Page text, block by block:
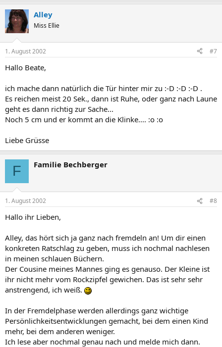
Alley
Miss Ellie
1. August 2002 #7
Hallo Beate,
ich mache dann natürlich die Tür hinter mir zu :-D :-D :-D .
Es reichen meist 20 Sek., dann ist Ruhe, oder ganz nach Laune
geht es dann richtig zur Sache...
Noch 5 cm und er kommt an die Klinke.... :o :o
Liebe Grüsse
F Familie Bechberger
1. August 2002 #8
Hallo ihr Lieben,
Alley, das hört sich ja ganz nach fremdeln an! Um dir einen
konkreten Ratschlag zu geben, muss ich nochmal nachlesen
in meinen schlauen Büchern.
Der Cousine meines Mannes ging es genauso. Der Kleine ist
ihr nicht mehr vom Rockzipfel gewichen. Das ist sehr sehr
anstrengend, ich weiß.
In der Fremdelphase werden allerdings ganz wichtige
Persönlichkeitsentwicklungen gemacht, bei dem einen Kind
mehr, bei dem anderen weniger.
Ich lese aber nochmal genau nach und melde mich dann.